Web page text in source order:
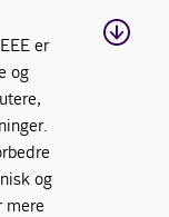
er
og
og
mere